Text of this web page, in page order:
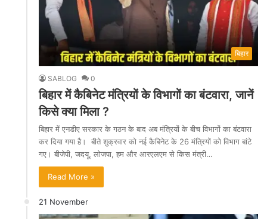
बिहार
SABLOG 0
बिहार में कैबिनेट मंत्रियों के विभागों का बंटवारा, जानें
किसे क्या मिला ?
बिहार में एनडीए सरकार के गठन के बाद अब मंत्रियों के बीच विभागों का बंटवारा
कर दिया गया है। बीते शुक्रवार को नई कैबिनेट के 26 मंत्रियों को विभाग बांटे
गए। बीजेपी, जदयू, लोजपा, हम और आरएलएम से किस मंत्री…
Read More »
21 November